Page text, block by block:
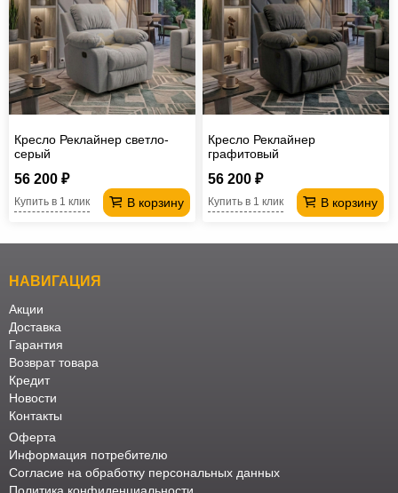
Кресло Реклайнер светло-
серый
56 200 ₽
В корзину
Купить в 1 клик
Кресло Реклайнер
графитовый
56 200 ₽
В корзину
Купить в 1 клик
НАВИГАЦИЯ
Акции
Доставка
Гарантия
Возврат товара
Кредит
Новости
Контакты
Оферта
Информация потребителю
Согласие на обработку персональных данных